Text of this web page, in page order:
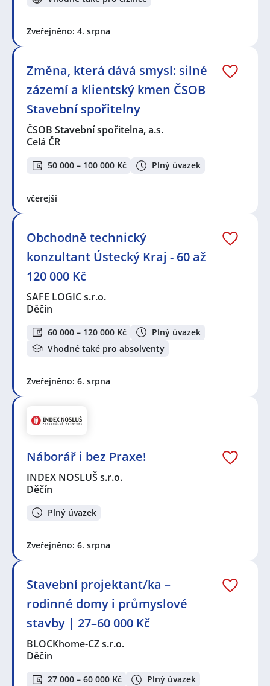
Zveřejněno: 4. srpna
Změna, která dává smysl: silné
zázemí a klientský kmen ČSOB
Stavební spořitelny
ČSOB Stavební spořitelna, a.s.
Celá ČR
50 000 – 100 000 Kč Plný úvazek
včerejší
Obchodně technický
konzultant Ústecký Kraj - 60 až
120 000 Kč
SAFE LOGIC s.r.o.
Děčín
60 000 – 120 000 Kč
Plný úvazek
Vhodné také pro absolventy
Zveřejněno: 6. srpna
Náborář i bez Praxe!
INDEX NOSLUŠ s.r.o.
Děčín
Plný úvazek
Zveřejněno: 6. srpna
Stavební projektant/ka –
rodinné domy i průmyslové
stavby | 27–60 000 Kč
BLOCKhome-CZ s.r.o.
Děčín
27 000 – 60 000 Kč
Plný úvazek